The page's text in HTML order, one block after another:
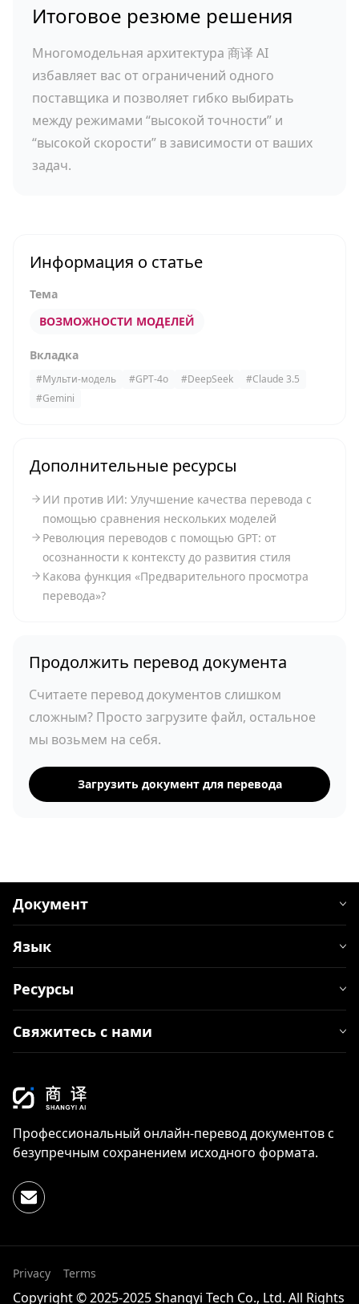
Итоговое резюме решения
Многомодельная архитектура 商译 AI
избавляет вас от ограничений одного
поставщика и позволяет гибко выбирать
между режимами “высокой точности” и
“высокой скорости” в зависимости от ваших
задач.
Информация о статье
Тема
ВОЗМОЖНОСТИ МОДЕЛЕЙ
Вкладка
#Мульти-модель #GPT-4o #DeepSeek #Claude 3.5
#Gemini
Дополнительные ресурсы
ИИ против ИИ: Улучшение качества перевода с
помощью сравнения нескольких моделей
Революция переводов с помощью GPT: от
осознанности к контексту до развития стиля
Какова функция «Предварительного просмотра
перевода»?
Продолжить перевод документа
Считаете перевод документов слишком
сложным? Просто загрузите файл, остальное
мы возьмем на себя.
Загрузить документ для перевода
Документ
Язык
Ресурсы
Свяжитесь с нами
Профессиональный онлайн-перевод документов с
безупречным сохранением исходного формата.
Privacy Terms
Copyright © 2025-2025 Shangyi Tech Co., Ltd. All Rights